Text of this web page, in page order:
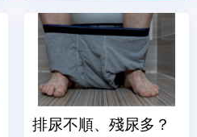
排尿不順、殘尿多？